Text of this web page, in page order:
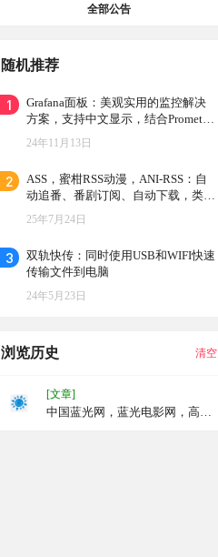
全部公告
随机推荐
1
Grafana面板：美观实用的监控解决
方案，支持中文显示，结合Promethe
us与Docker，轻松监控小鸡和NAS设
24年11月13日
2
ASS，蜜柑RSS动漫，ANI-RSS：自
动追番、番剧订阅、自动下载，类似
autobangumi项目
25年7月24日
3
双轨快传：同时使用USB和WIFI快速
传输文件到电脑
24年5月23日
浏览历史 清空
[文章]
中国蓝光网，蓝光电影网，高清